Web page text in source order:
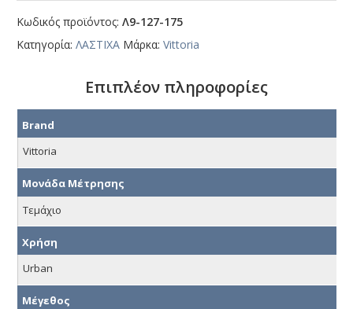
Κωδικός προϊόντος:Λ9-127-175
Κατηγορία:ΛΑΣΤΙΧΑ Μάρκα:Vittoria
Επιπλέον πληροφορίες
Brand
Vittoria
Μονάδα Μέτρησης
Τεμάχιο
Χρήση
Urban
Μέγεθος